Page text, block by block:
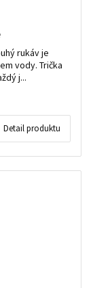
rukáv je
vody. Trička
j...
Detail produktu